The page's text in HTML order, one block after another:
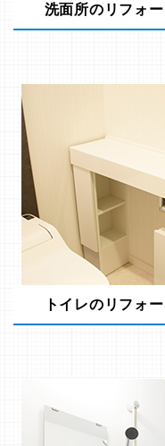
洗面所のリフォ
トイレのリフォ